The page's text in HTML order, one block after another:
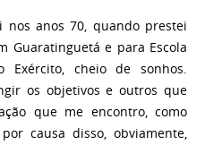
nos anos 70, quando prestei
Guaratinguetá e para Escola
Exército, cheio de sonhos.
os objetivos e outros que
que me encontro, como
causa disso, obviamente,